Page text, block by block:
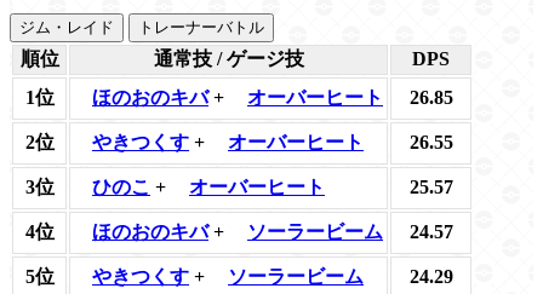
ジム・レイド トレーナーバトル
順位 通常技 / ゲージ技
DPS
1位
ほのおのキバ+ オーバーヒート 26.85
2位 やきつくす + オーバーヒート 26.55
3位 ひのこ + オーバーヒート 25.57
4位 ほのおのキバ+ ソーラービーム 24.57
5位 やきつくす + ソーラービーム 24.29